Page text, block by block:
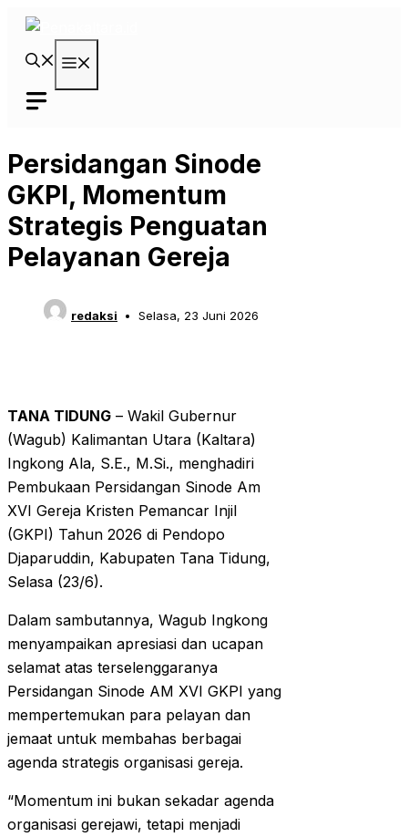
Langsung
Persidangan Sinode
GKPI, Momentum
Strategis Penguatan
Pelayanan Gereja
redaksi Selasa, 23 Juni 2026
TANA TIDUNG – Wakil Gubernur
(Wagub) Kalimantan Utara (Kaltara)
Ingkong Ala, S.E., M.Si., menghadiri
Pembukaan Persidangan Sinode Am
XVI Gereja Kristen Pemancar Injil
(GKPI) Tahun 2026 di Pendopo
Djaparuddin, Kabupaten Tana Tidung,
Selasa (23/6).
Dalam sambutannya, Wagub Ingkong
menyampaikan apresiasi dan ucapan
selamat atas terselenggaranya
Persidangan Sinode AM XVI GKPI yang
mempertemukan para pelayan dan
jemaat untuk membahas berbagai
agenda strategis organisasi gereja.
“Momentum ini bukan sekadar agenda
organisasi gerejawi, tetapi menjadi